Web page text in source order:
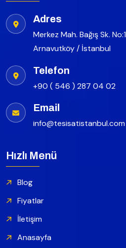
Adres
Merkez Mah. Bağış Sk. No:1
Arnavutköy / İstanbul
Telefon
+90 ( 546 ) 287 04 02
Email
info@tesisatistanbul.com
Hızlı Menü
Blog
Fiyatlar
İletişim
Anasayfa